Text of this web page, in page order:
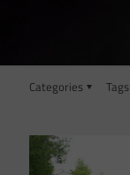
Categories Tags